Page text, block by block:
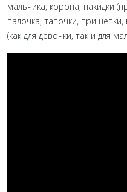
мальчика, корона, накидки
палочка, тапочки, прищепки,
(как для девочки, так и для